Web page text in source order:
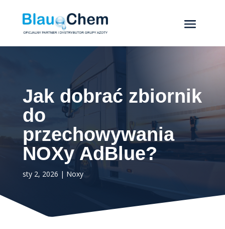
Jak dobrać zbiornik
do
przechowywania
NOXy AdBlue?
sty 2, 2026 | Noxy